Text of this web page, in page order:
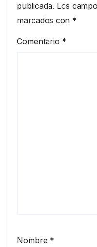
publicada. Los
marcados con *
Comentario *
Nombre *